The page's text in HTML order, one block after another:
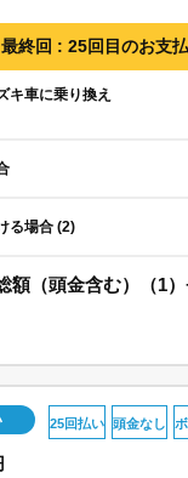
最終回 : 25回目のお支
キ車に乗り換え
る場合 (2)
額（頭金含む）（1）
25回払い 頭金なし